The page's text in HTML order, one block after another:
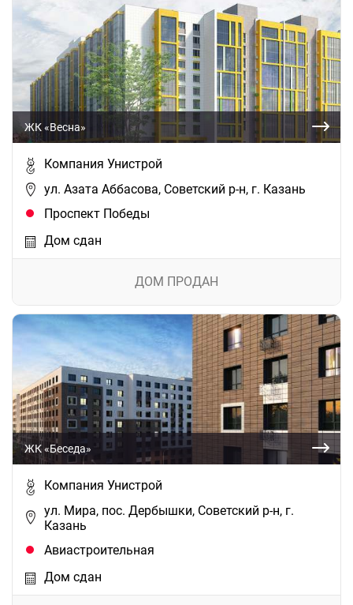
ЖК «Весна»
Компания Унистрой
ул. Азата Аббасова, Советский р-н, г. Казань
Проспект Победы
Дом сдан
ДОМ ПРОДАН
ЖК «Беседа»
Компания Унистрой
ул. Мира, пос. Дербышки, Советский р-н, г.
Казань
Авиастроительная
Дом сдан